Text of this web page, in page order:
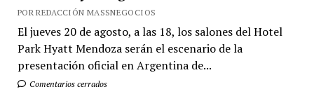
POR REDACCIÓN MASSNEGOCIOS
El jueves 20 de agosto, a las 18, los salones del Hotel
Park Hyatt Mendoza serán el escenario de la
presentación oficial en Argentina de...
Comentarios cerrados